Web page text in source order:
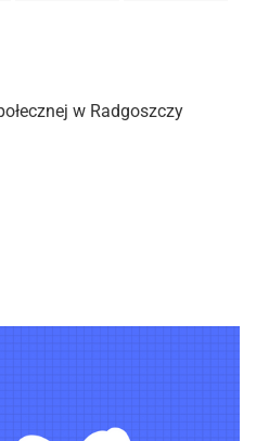
w Radgoszczy